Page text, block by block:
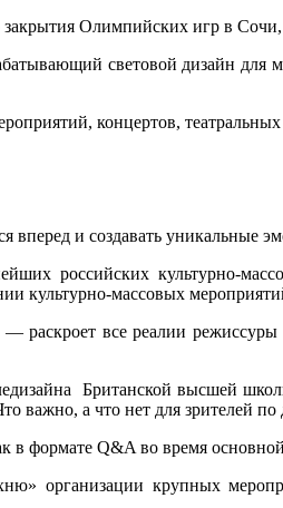
Олимпийских игр в
световой дизайн для
концертов,
вперед и создавать уникальные
российских культурно-
культурно-массовых
все реалии режиссуры
Британской высшей
важно, а что нет для зрителей по
формате Q&A во время
организации крупных